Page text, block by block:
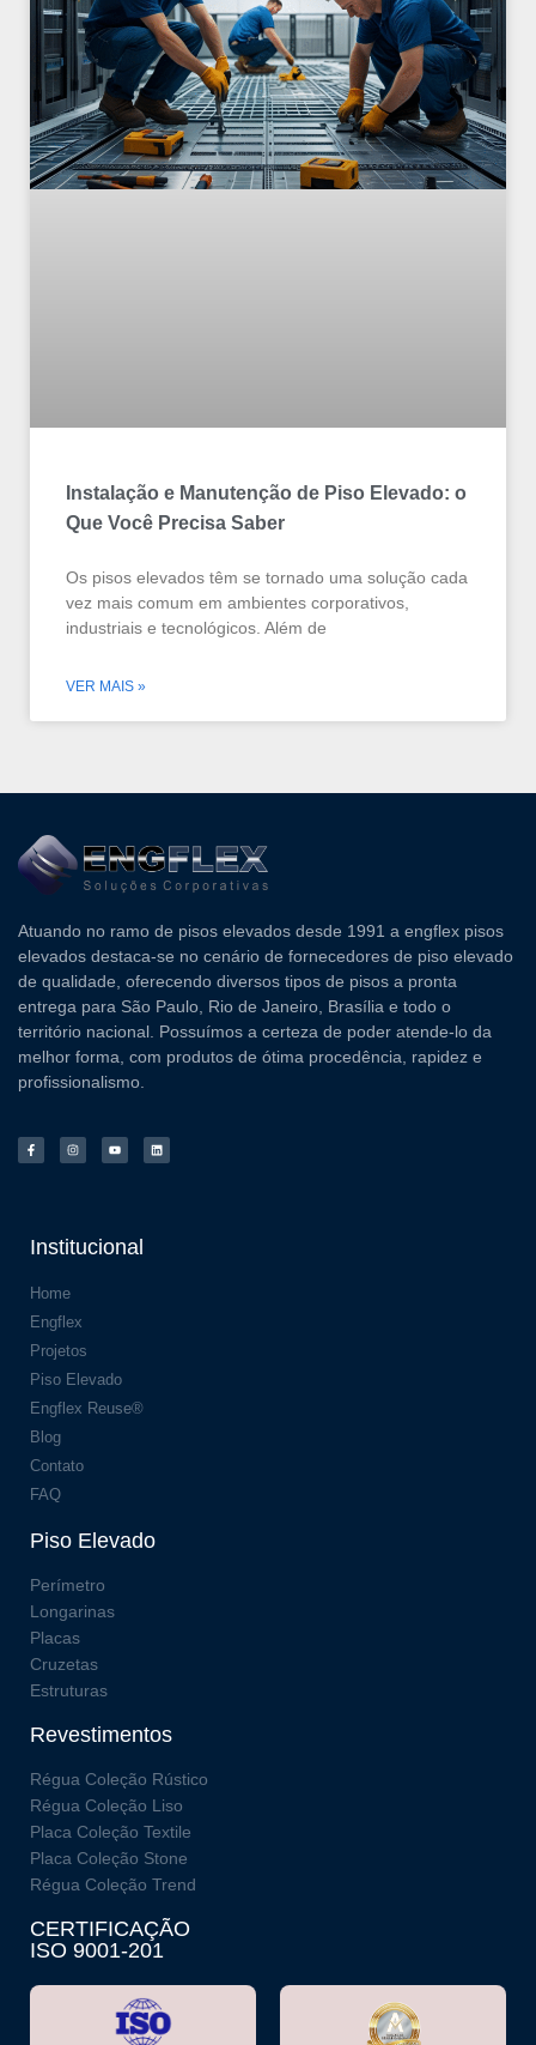
Instalação e Manutenção de Piso Elevado: o
Que Você Precisa Saber
Os pisos elevados têm se tornado uma solução cada
vez mais comum em ambientes corporativos,
industriais e tecnológicos. Além de
VER MAIS »
Atuando no ramo de pisos elevados desde 1991 a engflex pisos
elevados destaca-se no cenário de fornecedores de piso elevado
de qualidade, oferecendo diversos tipos de pisos a pronta
entrega para São Paulo, Rio de Janeiro, Brasília e todo o
território nacional. Possuímos a certeza de poder atende-lo da
melhor forma, com produtos de ótima procedência, rapidez e
profissionalismo.
Institucional
Home
Engflex
Projetos
Piso Elevado
Engflex Reuse®
Blog
Contato
FAQ
Piso Elevado
Perímetro
Longarinas
Placas
Cruzetas
Estruturas
Revestimentos
Régua Coleção Rústico
Régua Coleção Liso
Placa Coleção Textile
Placa Coleção Stone
Régua Coleção Trend
CERTIFICAÇÃO
ISO 9001-201